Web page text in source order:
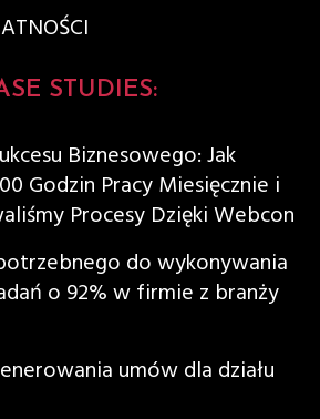
STUDIES:
Biznesowego: Jak
Godzin Pracy Miesięcznie i
Procesy Dzięki Webcon
do wykonywania
o 92% w firmie z branży
umów dla działu